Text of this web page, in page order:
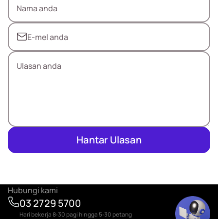
Hantar Ulasan
Hubungi kami
03 2729 5700
Hari bekerja 8:30 pagi hingga 5:30 petang